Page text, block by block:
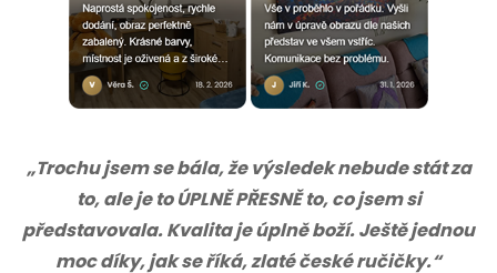
„Trochu jsem se bála, že výsledek nebude stát za
to, ale je to ÚPLNĚ PŘESNĚ to, co jsem si
představovala. Kvalita je úplně boží. Ještě jednou
moc díky, jak se říká, zlaté české ručičky.“